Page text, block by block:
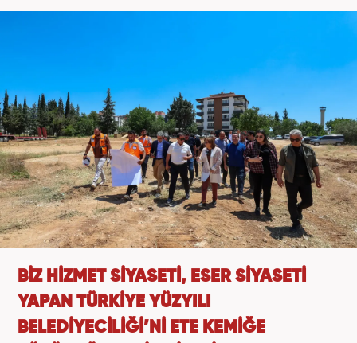
BİZ HİZMET SİYASETİ, ESER SİYASETİ
YAPAN TÜRKİYE YÜZYILI
BELEDİYECİLİĞİ’Nİ ETE KEMİĞE